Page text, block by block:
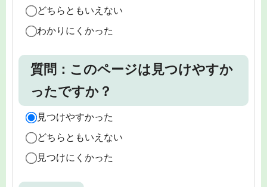
どちらともいえない
わかりにくかった
質問：このページは見つけやすか
ったですか？
見つけやすかった
どちらともいえない
見つけにくかった